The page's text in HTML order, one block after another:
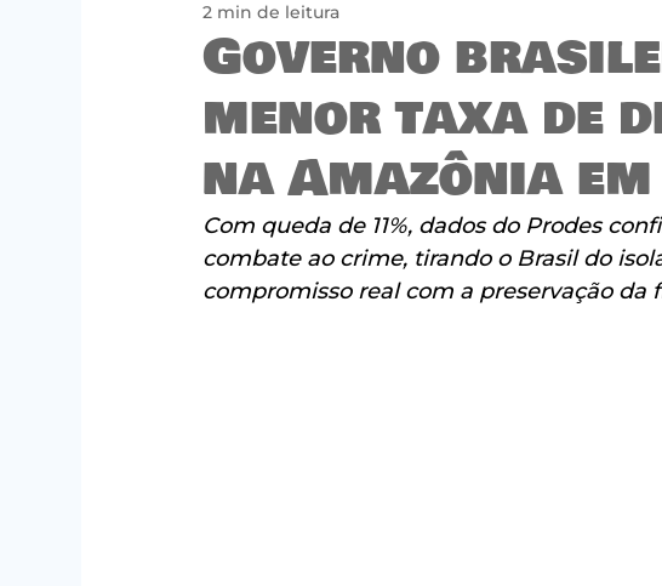
Governo
menor taxa de
na Amazônia
2 min de leitura
Com queda de 11%, dados do Prodes
combate ao crime, tirando o Brasil do
compromisso real com a preservação da